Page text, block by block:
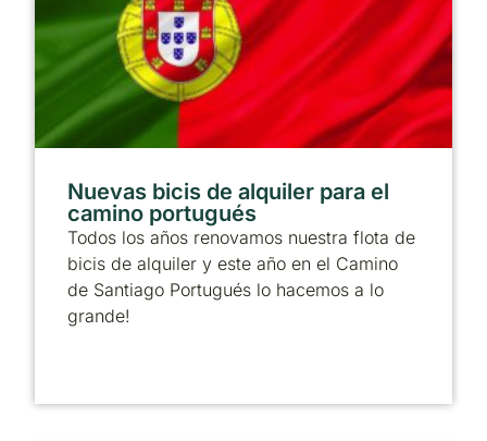
Nuevas bicis de alquiler para el
camino portugués
Todos los años renovamos nuestra flota de
bicis de alquiler y este año en el Camino
de Santiago Portugués lo hacemos a lo
grande!